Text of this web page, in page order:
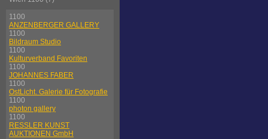
1100
ANZENBERGER GALLERY
1100
Bildraum Studio
1100
Kulturverband Favoriten
1100
JOHANNES FABER
1100
OstLicht. Galerie für Fotografie
1100
photon gallery
1100
RESSLER KUNST
AUKTIONEN GmbH